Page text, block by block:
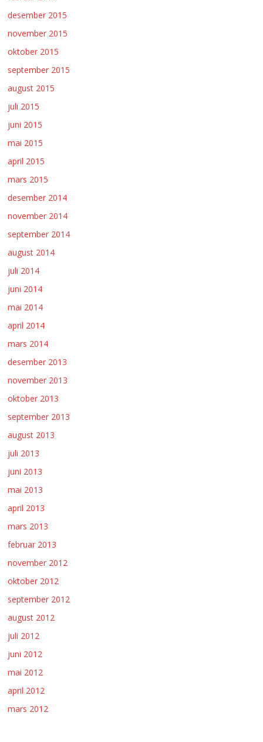
desember 2015
november 2015
oktober 2015
september 2015
august 2015
juli 2015
juni 2015
mai 2015
april 2015
mars 2015
desember 2014
november 2014
september 2014
august 2014
juli 2014
juni 2014
mai 2014
april 2014
mars 2014
desember 2013
november 2013
oktober 2013
september 2013
august 2013
juli 2013
juni 2013
mai 2013
april 2013
mars 2013
februar 2013
november 2012
oktober 2012
september 2012
august 2012
juli 2012
juni 2012
mai 2012
april 2012
mars 2012